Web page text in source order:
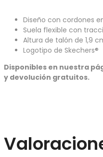
Diseño con cordones
Suela flexible con
Altura de talón de 1,9
Logotipo de Skechers®
Disponibles en nuestra
y devolución gratuitos.